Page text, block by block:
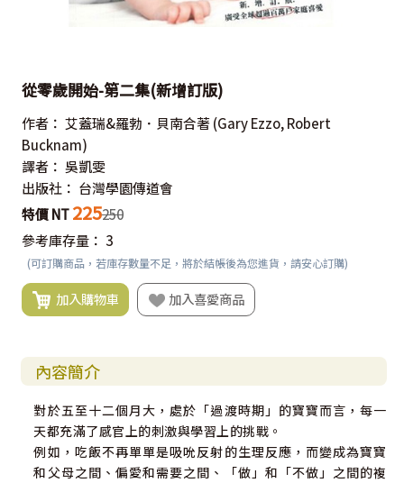
從零歲開始-第二集(新增訂版)
作者： 艾蓋瑞&羅勃．貝南合著 (Gary Ezzo, Robert
Bucknam)
譯者： 吳凱雯
出版社： 台灣學園傳道會
特價 NT 225250
參考庫存量： 3
(可訂購商品，若庫存數量不足，將於結帳後為您進貨，請安心訂購)
加入購物車 加入喜愛商品
內容簡介
對於五至十二個月大，處於「過渡時期」的寶寶而言，每一
天都充滿了感官上的刺激與學習上的挑戰。
例如，吃飯不再單單是吸吮反射的生理反應，而變成為寶寶
和父母之間、偏愛和需要之間、「做」和「不做」之間的複